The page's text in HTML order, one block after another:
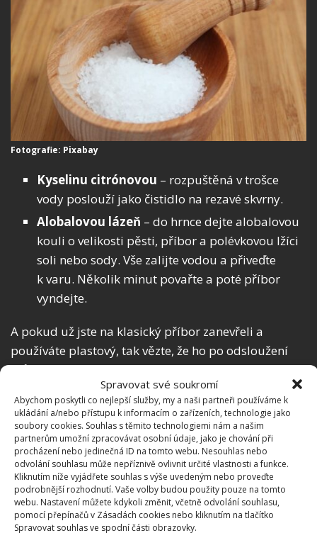
Spravovat své soukromí
Abychom poskytli co nejlepší služby, my a naši partneři používáme k
ukládání a/nebo přístupu k informacím o zařízeních, technologie jako
soubory cookies. Souhlas s těmito technologiemi nám a našim
partnerům umožní zpracovávat osobní údaje, jako je chování při
procházení nebo jedinečná ID na tomto webu. Nesouhlas nebo
odvolání souhlasu může nepříznivě ovlivnit určité vlastnosti a funkce.
Kliknutím níže vyjádřete souhlas s výše uvedeným nebo proveďte
podrobnější rozhodnutí. Vaše volby budou použity pouze na tomto
webu. Nastavení můžete kdykoli změnit, včetně odvolání souhlasu,
pomocí přepínačů v Zásadách cookies nebo kliknutím na tlačítko
Spravovat souhlas ve spodní části obrazovky.
Fotografie: Pixabay
Kyselinu citrónovou – rozpuštěná v trošce
vody poslouží jako čistidlo na rezavé skvrny.
Alobalovou lázeň – do hrnce dejte alobalovou
kouli o velikosti pěsti, příbor a polévkovou lžíci
soli nebo sody. Vše zalijte vodou a přiveďte
k varu. Několik minut povařte a poté příbor
vyndejte.
A pokud už jste na klasický příbor zanevřeli a
používáte plastový, tak vězte, že ho po odsloužení
můžetevyužít na zahradě, jak jsme radili už dříve na